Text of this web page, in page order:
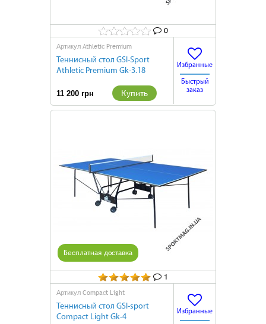
0
Артикул Athletic Premium
Теннисный стол GSI-Sport
Athletic Premium Gk-3.18
11 200 грн
Купить
Избранные
Быстрый
заказ
1
Бесплатная доставка
Артикул Compact Light
Теннисный стол GSI-sport
Compact Light Gk-4
Избранные